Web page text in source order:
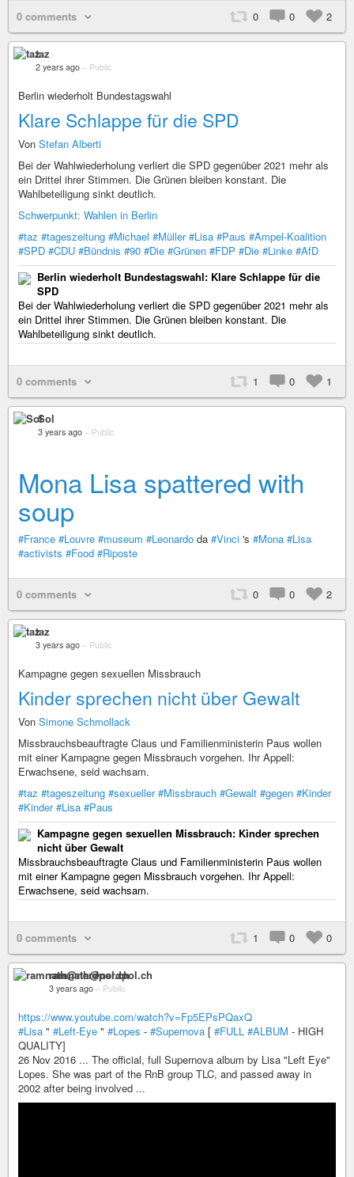
0 comments 0 0 2
taz
2 years ago – Public
Berlin wiederholt Bundestagswahl
Klare Schlappe für die SPD
Von Stefan Alberti
Bei der Wahlwiederholung verliert die SPD gegenüber 2021 mehr als
ein Drittel ihrer Stimmen. Die Grünen bleiben konstant. Die
Wahlbeteiligung sinkt deutlich.
Schwerpunkt: Wahlen in Berlin
#taz #tageszeitung #Michael #Müller #Lisa #Paus #Ampel-Koalition
#SPD #CDU #Bündnis #90 #Die #Grünen #FDP #Die #Linke #AfD
Berlin wiederholt Bundestagswahl: Klare Schlappe für die
SPD
Bei der Wahlwiederholung verliert die SPD gegenüber 2021 mehr als
ein Drittel ihrer Stimmen. Die Grünen bleiben konstant. Die
Wahlbeteiligung sinkt deutlich.
0 comments 1 0 1
Sol
3 years ago – Public
Mona Lisa spattered with
soup
#France #Louvre #museum #Leonardo da #Vinci 's #Mona #Lisa
#activists #Food #Riposte
0 comments 0 0 2
taz
3 years ago – Public
Kampagne gegen sexuellen Missbrauch
Kinder sprechen nicht über Gewalt
Von Simone Schmollack
Missbrauchsbeauftragte Claus und Familienministerin Paus wollen
mit einer Kampagne gegen Missbrauch vorgehen. Ihr Appell:
Erwachsene, seid wachsam.
#taz #tageszeitung #sexueller #Missbrauch #Gewalt #gegen #Kinder
#Kinder #Lisa #Paus
Kampagne gegen sexuellen Missbrauch: Kinder sprechen
nicht über Gewalt
Missbrauchsbeauftragte Claus und Familienministerin Paus wollen
mit einer Kampagne gegen Missbrauch vorgehen. Ihr Appell:
Erwachsene, seid wachsam.
0 comments 1 0 0
ramnath@nerdpol.ch
3 years ago – Public
https://www.youtube.com/watch?v=Fp5EPsPQaxQ
#Lisa " #Left-Eye " #Lopes - #Supernova [ #FULL #ALBUM - HIGH
QUALITY]
26 Nov 2016 ... The official, full Supernova album by Lisa "Left Eye"
Lopes. She was part of the RnB group TLC, and passed away in
2002 after being involved ...